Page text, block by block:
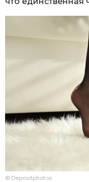
© Depositphotos